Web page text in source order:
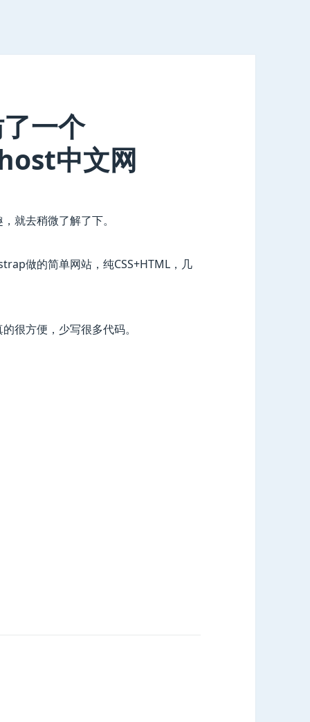
一个
中文网
就去稍微了解了下。
做的简单网站，纯CSS+HTML，几
很方便，少写很多代码。